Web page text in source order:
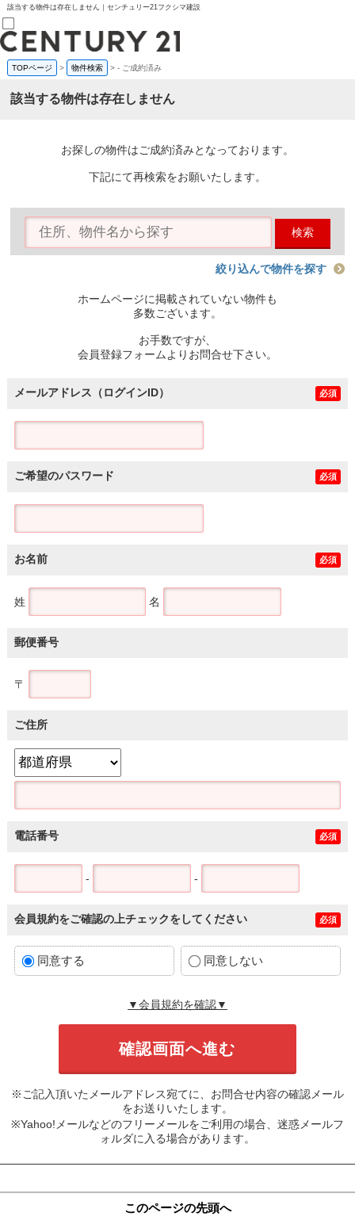
該当する物件は存在しません｜センチュリー21フクシマ建設
売買部
0120-800-844
賃貸部
会員メニュー
物件を探す
購入TOP
条件から探す
住宅ローン控除シミュレータ
TOPページ > 物件検索 >- ご成約済み
該当する物件は存在しません
お探しの物件はご成約済みとなっております。
下記にて再検索をお願いたします。
検索
絞り込んで物件を探す
ホームページに掲載されていない物件も
多数ございます。
お手数ですが、
会員登録フォームよりお問合せ下さい。
メールアドレス（ログインID） 必須
ご希望のパスワード 必須
お名前 必須
姓 名
郵便番号
〒
ご住所
電話番号 必須
- -
会員規約をご確認の上チェックをしてください 必須
同意する 同意しない
▼会員規約を確認▼
※ご記入頂いたメールアドレス宛てに、お問合せ内容の確認メール
をお送りいたします。
※Yahoo!メールなどのフリーメールをご利用の場合、迷惑メールフ
ォルダに入る場合があります。
このページの先頭へ